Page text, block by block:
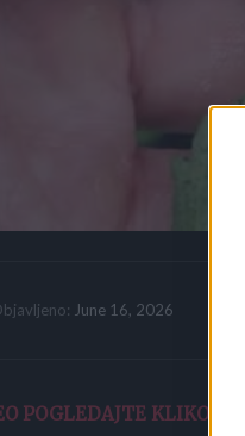
June 16, 2026
POGLEDAJTE KLIKOM